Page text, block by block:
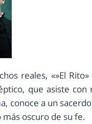
reales, «»El
que asiste
conoce a un
oscuro de su fe.